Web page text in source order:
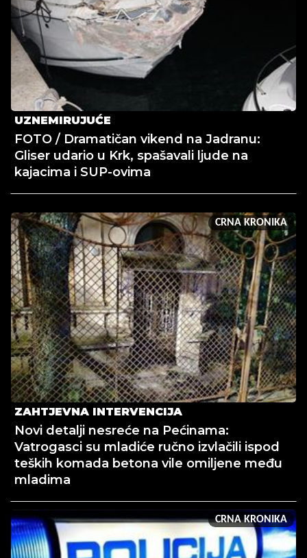
UZNEMIRUJUĆE
FOTO / Dramatičan vikend na Jadranu:
Gliser udario u Krk, spašavali ljude na
kajacima i SUP-ovima
CRNA KRONIKA
ZAHTJEVNA INTERVENCIJA
Novi detalji nesreće na Pećinama:
Vatrogasci su mladiće ručno izvlačili ispod
teških komada betona vile omiljene među
mladima
CRNA KRONIKA